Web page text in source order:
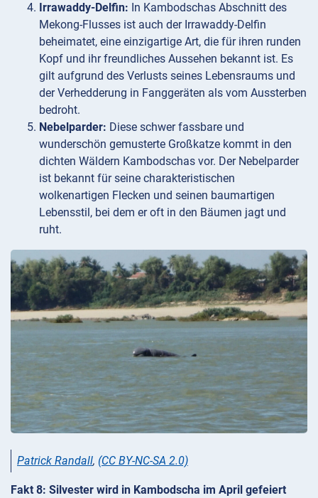
Irrawaddy-Delfin: In Kambodschas Abschnitt des
Mekong-Flusses ist auch der Irrawaddy-Delfin
beheimatet, eine einzigartige Art, die für ihren runden
Kopf und ihr freundliches Aussehen bekannt ist. Es
gilt aufgrund des Verlusts seines Lebensraums und
der Verhedderung in Fanggeräten als vom Aussterben
bedroht.
Nebelparder: Diese schwer fassbare und
wunderschön gemusterte Großkatze kommt in den
dichten Wäldern Kambodschas vor. Der Nebelparder
ist bekannt für seine charakteristischen
wolkenartigen Flecken und seinen baumartigen
Lebensstil, bei dem er oft in den Bäumen jagt und
ruht.
Patrick Randall, (CC BY-NC-SA 2.0)
Fakt 8: Silvester wird in Kambodscha im April gefeiert